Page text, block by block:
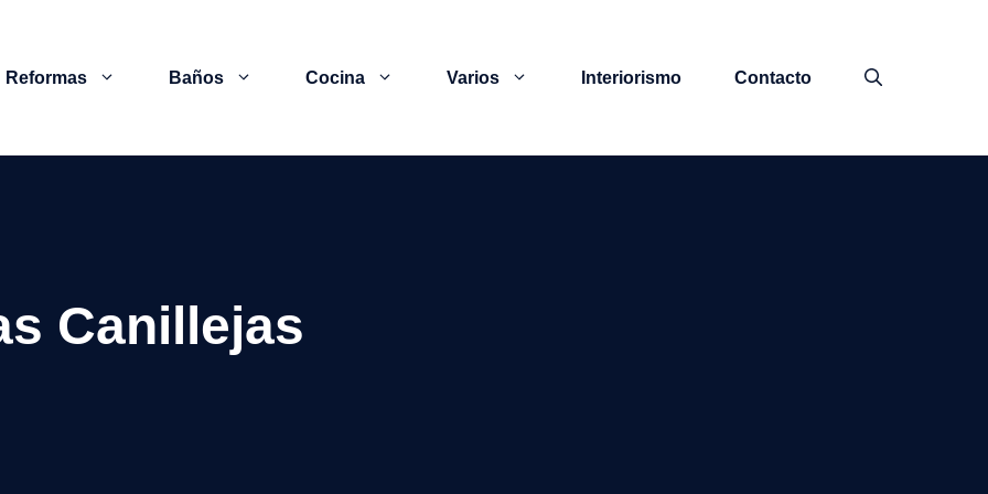
Reformas Baños Cocina Varios Interiorismo Contacto
Canillejas